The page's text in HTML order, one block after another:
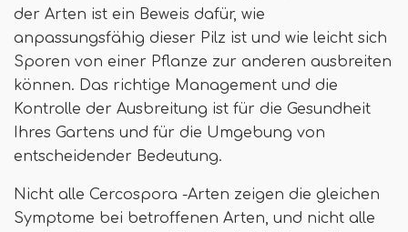
der Arten ist ein Beweis dafür, wie
anpassungsfähig dieser Pilz ist und wie leicht sich
Sporen von einer Pflanze zur anderen ausbreiten
können. Das richtige Management und die
Kontrolle der Ausbreitung ist für die Gesundheit
Ihres Gartens und für die Umgebung von
entscheidender Bedeutung.
Nicht alle Cercospora -Arten zeigen die gleichen
Symptome bei betroffenen Arten, und nicht alle